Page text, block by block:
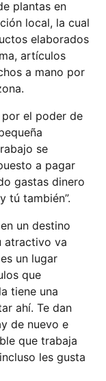
plantas en
local, la cual
elaborados
artículos
a mano por
por el poder de
se
a pagar
gastas dinero
tú también”.
un destino
atractivo va
un lugar
que
tiene una
ahí. Te dan
de nuevo e
que trabaja
les gusta